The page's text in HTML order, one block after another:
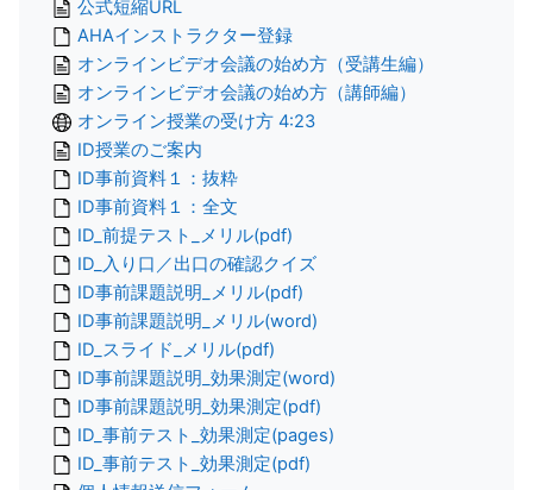
公式短縮URL
AHAインストラクター登録
オンラインビデオ会議の始め方（受講生編）
オンラインビデオ会議の始め方（講師編）
オンライン授業の受け方 4:23
ID授業のご案内
ID事前資料１：抜粋
ID事前資料１：全文
ID_前提テスト_メリル(pdf)
ID_入り口／出口の確認クイズ
ID事前課題説明_メリル(pdf)
ID事前課題説明_メリル(word)
ID_スライド_メリル(pdf)
ID事前課題説明_効果測定(word)
ID事前課題説明_効果測定(pdf)
ID_事前テスト_効果測定(pages)
ID_事前テスト_効果測定(pdf)